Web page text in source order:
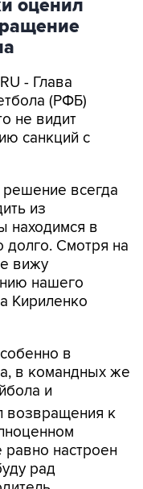
оценил
- Глава
(РФБ)
не видит
санкций с
всегда
из
находимся в
долго. Смотря на
вижу
нашего
Кириленко
в
в командных же
и
возвращения к
настроен
рад